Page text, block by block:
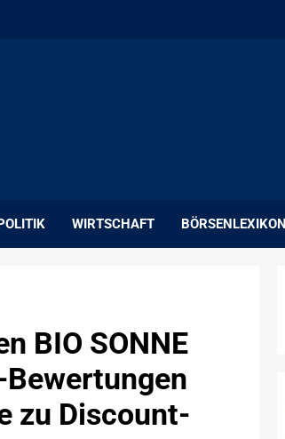
WIRTSCHAFT BÖRSENLEXIKON
BIO SONNE
Bewertungen
zu Discount-